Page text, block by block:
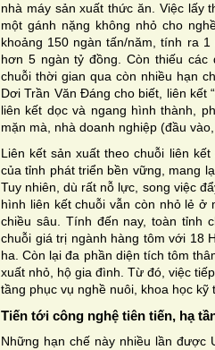
nhà máy sản xuất thức ăn. Việc lấy
một gánh nặng không nhỏ cho
khoảng 150 ngàn tấn/năm, tính ra
hơn 5 ngàn tỷ đồng. Còn thiếu các
chuỗi thời gian qua còn nhiều hạn
Dơi Trần Văn Đáng cho biết, liên kết
liên kết dọc và ngang hình thành,
mặn mà, nhà doanh nghiệp (đầu
Liên kết sản xuất theo chuỗi liên
của tỉnh phát triển bền vững, mang
Tuy nhiên, dù rất nỗ lực, song việc
hình liên kết chuỗi vẫn còn nhỏ lẻ
chiều sâu. Tính đến nay, toàn tỉnh
chuỗi giá trị ngành hàng tôm với 18
ha. Còn lại đa phần diện tích tôm
xuất nhỏ, hộ gia đình. Từ đó, việc
tầng phục vụ nghề nuôi, khoa học
Tiến tới công nghệ tiên tiến, hạ
Những hạn chế này nhiều lần được